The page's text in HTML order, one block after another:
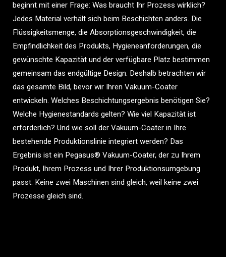
beginnt mit einer Frage: Was braucht Ihr Prozess wirklich?
Jedes Material verhält sich beim Beschichten anders. Die
Flüssigkeitsmenge, die Absorptionsgeschwindigkeit, die
Empfindlichkeit des Produkts, Hygieneanforderungen, die
gewünschte Kapazität und der verfügbare Platz bestimmen
gemeinsam das endgültige Design. Deshalb betrachten wir
das gesamte Bild, bevor wir Ihren Vakuum-Coater
entwickeln. Welches Beschichtungsergebnis benötigen Sie?
Welche Hygienestandards gelten? Wie viel Kapazität ist
erforderlich? Und wie soll der Vakuum-Coater in Ihre
bestehende Produktionslinie integriert werden? Das
Ergebnis ist ein Pegasus® Vakuum-Coater, der zu Ihrem
Produkt, Ihrem Prozess und Ihrer Produktionsumgebung
passt. Keine zwei Maschinen sind gleich, weil keine zwei
Prozesse gleich sind.